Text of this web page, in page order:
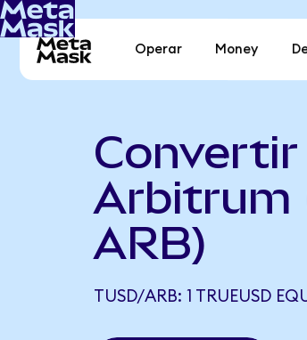
Operar Money
Convertir
Arbitrum
ARB)
TUSD/ARB: 1 TRUEUSD